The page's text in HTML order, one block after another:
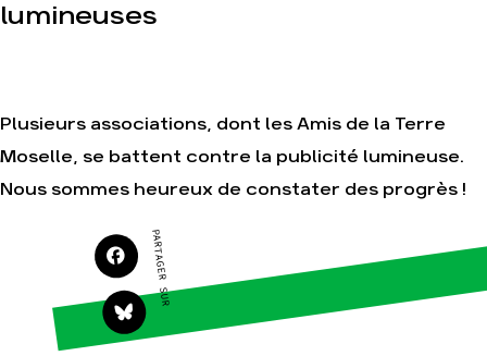
Valeurs
Nos alliés
Je soutiens les Amis de la
Faire un don
S'engager sur le terrain
Agir au quotidien
Climat – Énergie
Surproduction
lumineuses
Plusieurs associations, dont les Amis de la Terre
Moselle, se battent contre la publicité lumineuse.
Nous sommes heureux de constater des progrès !
PARTAGER SUR